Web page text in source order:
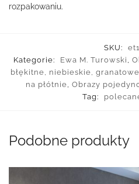
rozpakowaniu.
SKU:
Kategorie:
Ewa M. Turowski ,
błękitne, niebieskie, granatowe
na płótnie, Obrazy
Tag:
Podobne produkty